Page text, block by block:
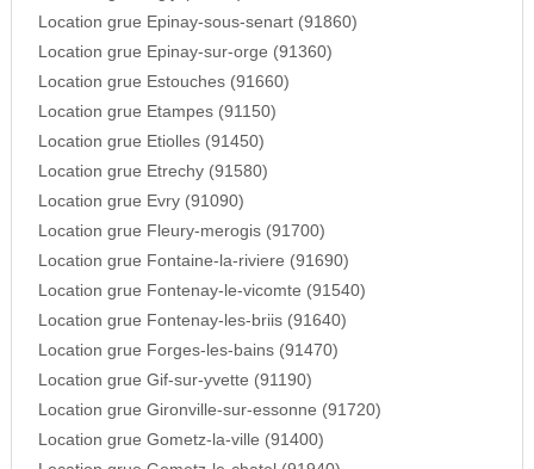
Location grue Epinay-sous-senart (91860)
Location grue Epinay-sur-orge (91360)
Location grue Estouches (91660)
Location grue Etampes (91150)
Location grue Etiolles (91450)
Location grue Etrechy (91580)
Location grue Evry (91090)
Location grue Fleury-merogis (91700)
Location grue Fontaine-la-riviere (91690)
Location grue Fontenay-le-vicomte (91540)
Location grue Fontenay-les-briis (91640)
Location grue Forges-les-bains (91470)
Location grue Gif-sur-yvette (91190)
Location grue Gironville-sur-essonne (91720)
Location grue Gometz-la-ville (91400)